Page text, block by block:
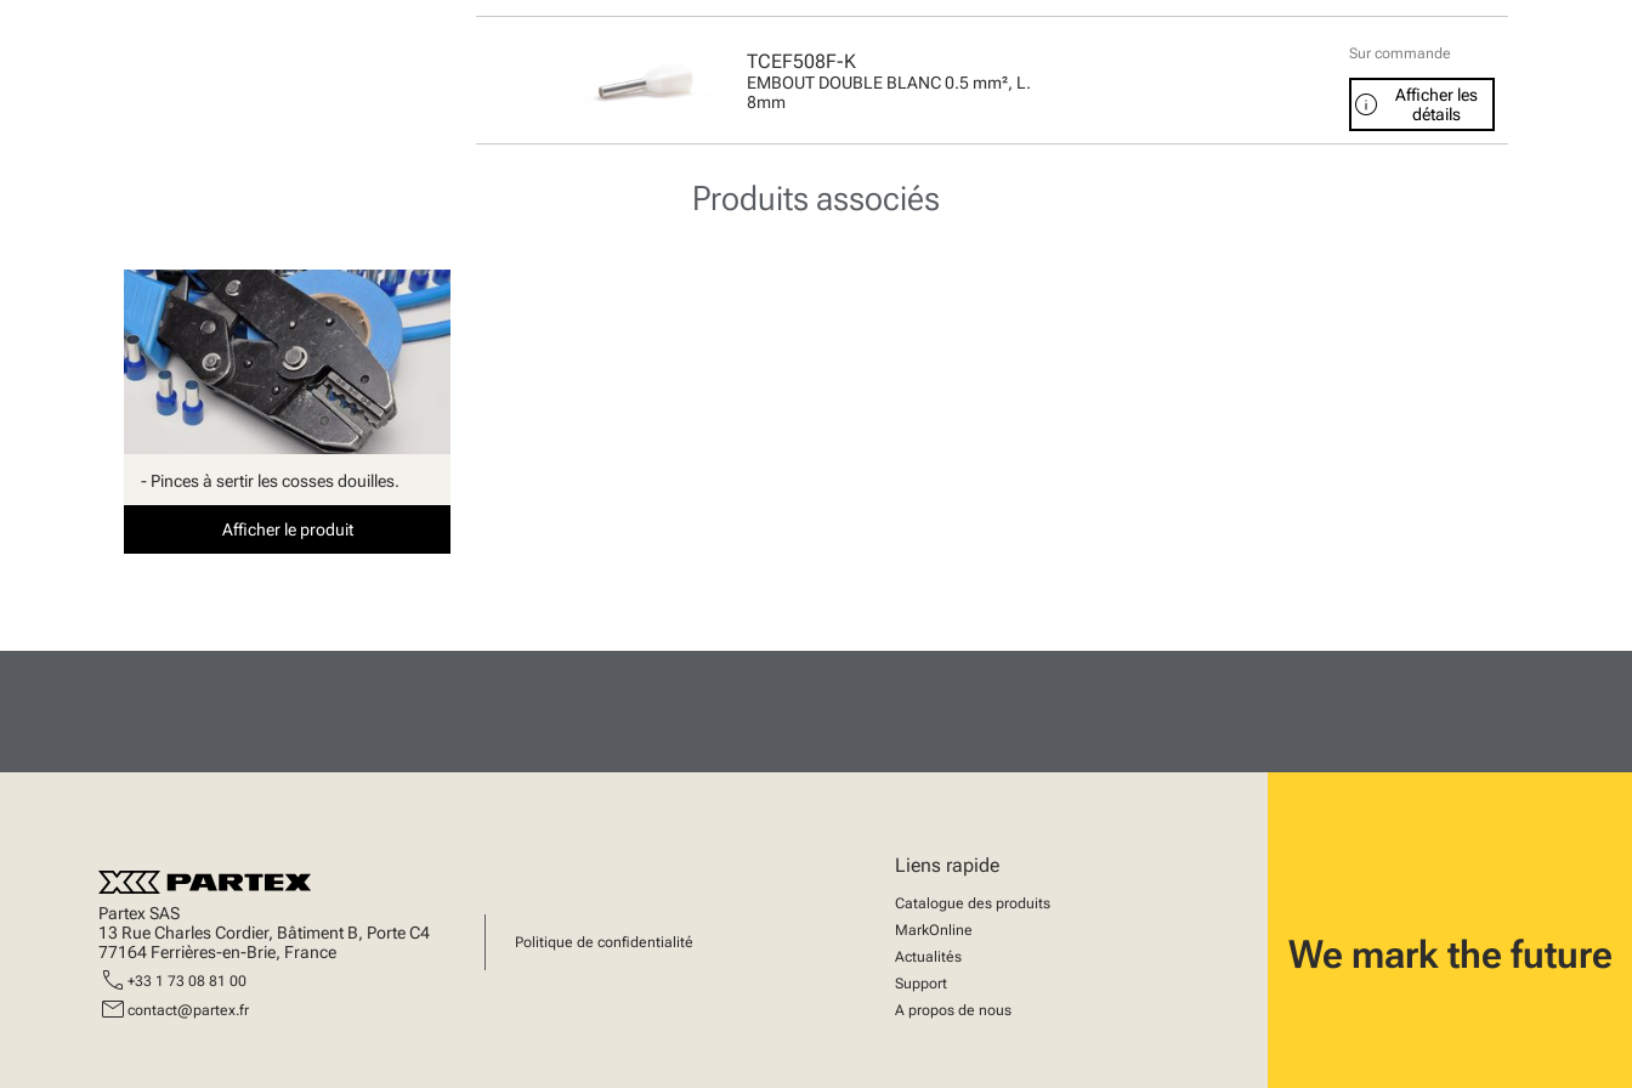
TCEF508F-K
EMBOUT DOUBLE BLANC 0.5 mm², L.
8mm
Sur commande
info
Afficher les
détails
Produits associés
- Pinces à sertir les cosses douilles.
Afficher le produit
Partex SAS
13 Rue Charles Cordier, Bâtiment B, Porte C4
77164 Ferrières-en-Brie, France
call +33 1 73 08 81 00
mail contact@partex.fr
Politique de confidentialité
Liens rapide
Catalogue des produits
MarkOnline
Actualités
Support
A propos de nous
We mark the future